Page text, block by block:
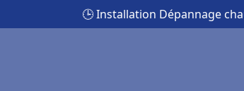
🕒 Installation Dépannage